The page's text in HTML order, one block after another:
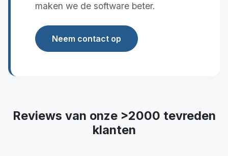
maken we de software beter.
Neem contact op
Reviews van onze >2000 tevreden
klanten